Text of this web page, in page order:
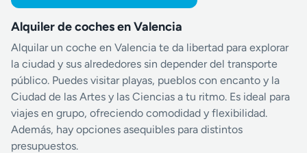
Alquiler de coches en Valencia
Alquilar un coche en Valencia te da libertad para explorar
la ciudad y sus alrededores sin depender del transporte
público. Puedes visitar playas, pueblos con encanto y la
Ciudad de las Artes y las Ciencias a tu ritmo. Es ideal para
viajes en grupo, ofreciendo comodidad y flexibilidad.
Además, hay opciones asequibles para distintos
presupuestos.